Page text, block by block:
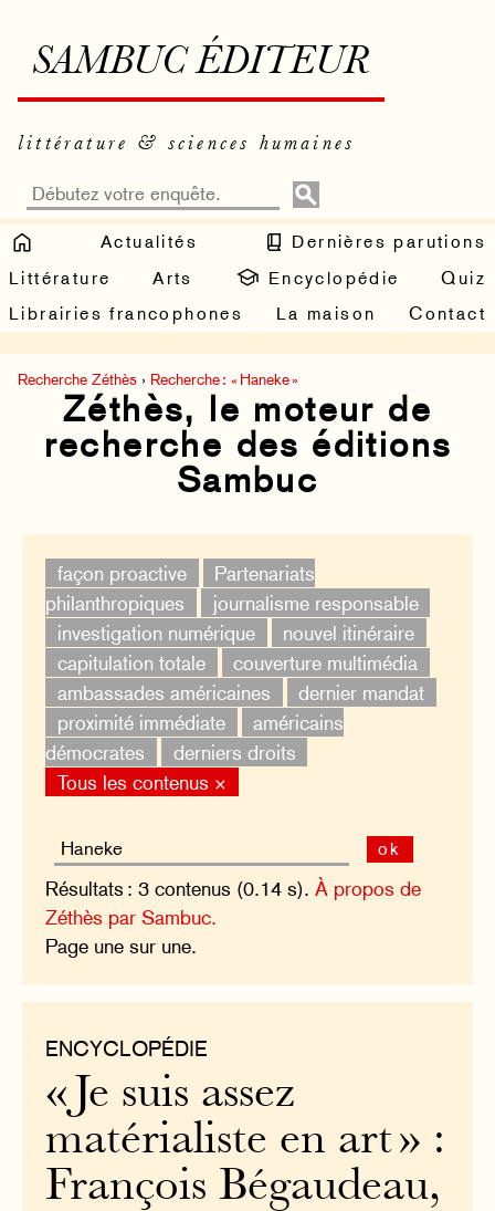
SAMBUC ÉDITEUR
littérature & sciences humaines
Actualités
Dernières parutions
Littérature
Arts Encyclopédie
Quiz
Librairies francophones
La maison Contact
Recherche Zéthès › Recherche : « Haneke »
Zéthès, le moteur de
recherche des éditions
Sambuc
façon proactive
Partenariats
philanthropiques
journalisme responsable
investigation numérique
nouvel itinéraire
capitulation totale
couverture multimédia
ambassades américaines
dernier mandat
proximité immédiate
américains
démocrates
derniers droits
Tous les contenus ×
ok
Résultats : 3 contenus (0.14 s).À propos de
Zéthès par Sambuc.
Page une sur une.
ENCYCLOPÉDIE
« Je suis assez
matérialiste en art » :
François Bégaudeau,